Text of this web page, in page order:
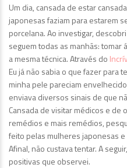
Um dia, cansada de estar
japonesas faziam para estarem
porcelana. Ao investigar,
seguem todas as manhãs: tomar
a mesma técnica. Através do
Eu já não sabia o que fazer para
minha pele pareciam
enviava diversos sinais de que
Cansada de visitar médicos e
remédios e mais remédios,
feito pelas mulheres japonesas
Afinal, não custava tentar. A
positivas que observei.